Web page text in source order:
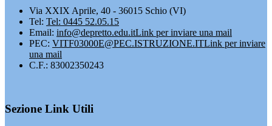
Via XXIX Aprile, 40 - 36015 Schio (VI)
Tel: Tel: 0445 52.05.15
Email: info@depretto.edu.itLink per inviare una mail
PEC: VITF03000E@PEC.ISTRUZIONE.ITLink per inviare
una mail
C.F.: 83002350243
Sezione Link Utili